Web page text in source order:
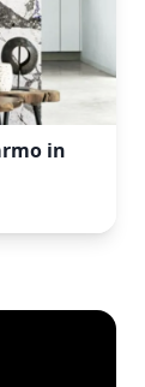
in